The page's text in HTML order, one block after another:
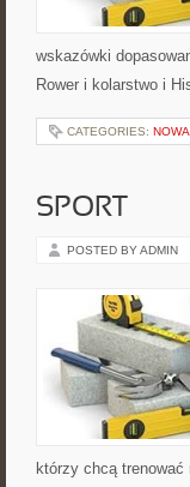
wskazówki
Rower i kolarstwo i
CATEGORIES:
SPORT
POSTED BY ADMIN
którzy chcą